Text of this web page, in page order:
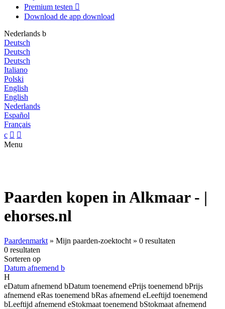
Premium testen 
Download de app download
Nederlands b
Deutsch
Deutsch
Deutsch
Italiano
Polski
English
English
Nederlands
Español
Français
c  
Menu
Paarden kopen in Alkmaar - |
ehorses.nl
Paardenmarkt » Mijn paarden-zoektocht » 0 resultaten
0 resultaten
Sorteren op
Datum afnemend b
H
eDatum afnemend bDatum toenemend ePrijs toenemend bPrijs
afnemend eRas toenemend bRas afnemend eLeeftijd toenemend
bLeeftijd afnemend eStokmaat toenemend bStokmaat afnemend